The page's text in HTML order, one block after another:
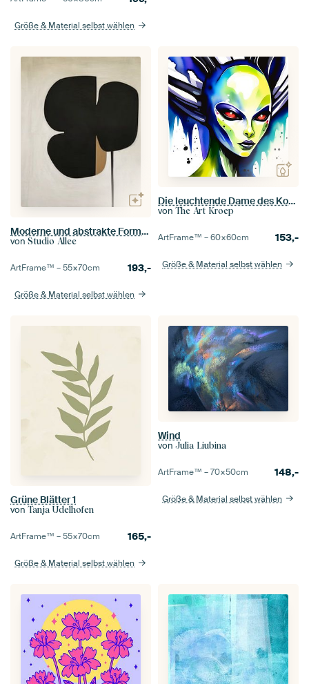
Größe & Material selbst wählen
Moderne und abstrakte Formen und Linien
von Studio Allee
ArtFrame™ –55×70cm 193,-
Größe & Material selbst wählen
Die leuchtende Dame des Kosmos
von The Art Kroep
ArtFrame™ –60×60cm 153,-
Größe & Material selbst wählen
Grüne Blätter 1
von Tanja Udelhofen
ArtFrame™ –55×70cm 165,-
Größe & Material selbst wählen
Wind
von Julia Liubina
ArtFrame™ –70×50cm 148,-
Größe & Material selbst wählen